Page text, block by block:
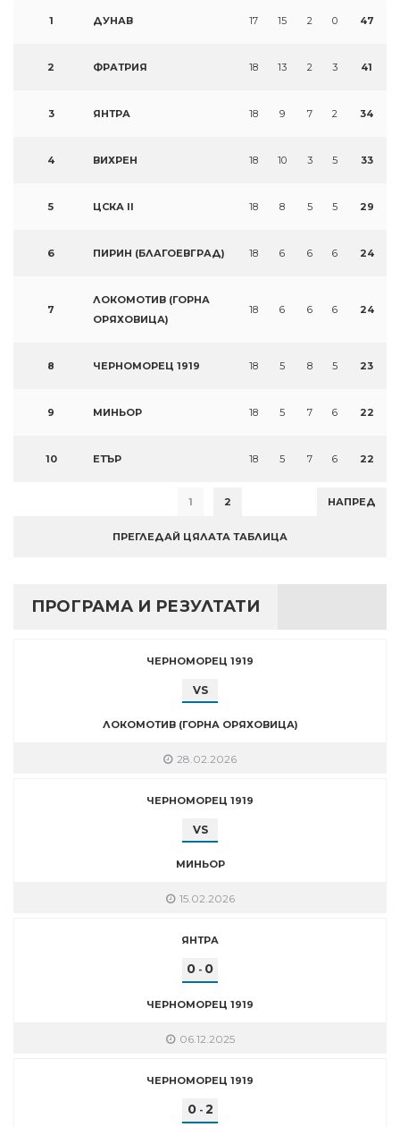
1 ДУНАВ 17 15 2 0 47
2 ФРАТРИЯ 18 13 2 3 41
3 ЯНТРА 18 9 7 2 34
4 ВИХРЕН 18 10 3 5 33
5 ЦСКА II 18 8 5 5 29
6 ПИРИН (БЛАГОЕВГРАД) 18 6 6 6 24
7
ЛОКОМОТИВ (ГОРНА
ОРЯХОВИЦА)
18 6 6 6 24
8 ЧЕРНОМОРЕЦ 1919 18 5 8 5 23
9 МИНЬОР 18 5 7 6 22
10 ЕТЪР 18 5 7 6 22
1 2 НАПРЕД
ПРЕГЛЕДАЙ ЦЯЛАТА ТАБЛИЦА
ПРОГРАМА И РЕЗУЛТАТИ
ЧЕРНОМОРЕЦ 1919
VS
ЛОКОМОТИВ (ГОРНА ОРЯХОВИЦА)
28.02.2026
ЧЕРНОМОРЕЦ 1919
VS
МИНЬОР
15.02.2026
ЯНТРА
0 - 0
ЧЕРНОМОРЕЦ 1919
06.12.2025
ЧЕРНОМОРЕЦ 1919
0- 2